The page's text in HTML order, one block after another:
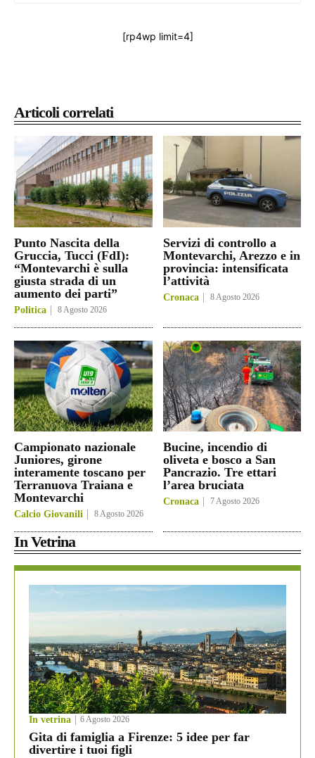
Articoli correlati
Punto Nascita della
Gruccia, Tucci (FdI):
“Montevarchi è sulla
giusta strada di un
aumento dei parti”
Politica 8 Agosto 2026
Servizi di controllo a
Montevarchi, Arezzo e in
provincia: intensificata
l’attività
Cronaca 8 Agosto 2026
Campionato nazionale
Juniores, girone
interamente toscano per
Terranuova Traiana e
Montevarchi
Calcio Giovanili 8 Agosto 2026
Bucine, incendio di
oliveta e bosco a San
Pancrazio. Tre ettari
l’area bruciata
Cronaca 7 Agosto 2026
In Vetrina
In vetrina 6 Agosto 2026
Gita di famiglia a Firenze: 5 idee per far
divertire i tuoi figli
[rp4wp limit=4]